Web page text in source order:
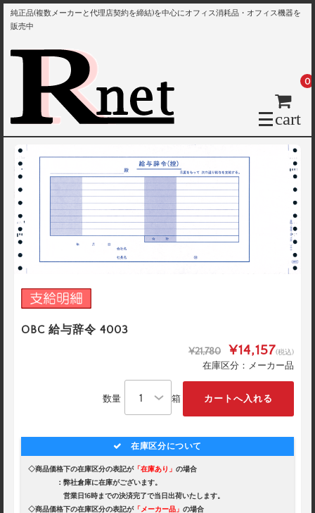
純正品(複数メーカーと代理店契約を締結)を中心にオフィス消耗品・オフィス機器を
販売中
cart
0
OBC 給与辞令 4003
¥21,780 ¥14,157(税込)
在庫区分：メーカー品
数量 箱
在庫区分について
◇商品価格下の在庫区分の表記が「在庫あり」 の場合
：弊社倉庫に在庫がございます。
営業日16時までの決済完了で当日出荷いたします。
◇商品価格下の在庫区分の表記が「メーカー品」 の場合